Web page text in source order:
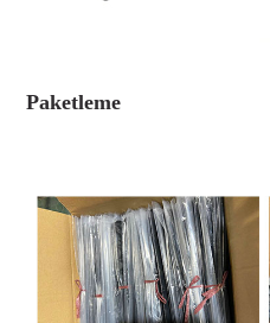
Paketleme